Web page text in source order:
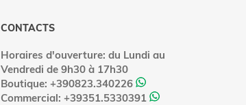
CONTACTS
Horaires d'ouverture: du Lundi au
Vendredi de 9h30 à 17h30
Boutique: +390823.340226
Commercial: +39351.5330391